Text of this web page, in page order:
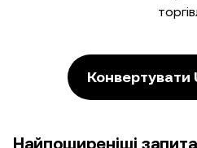
Конвертувати
Найпоширеніші